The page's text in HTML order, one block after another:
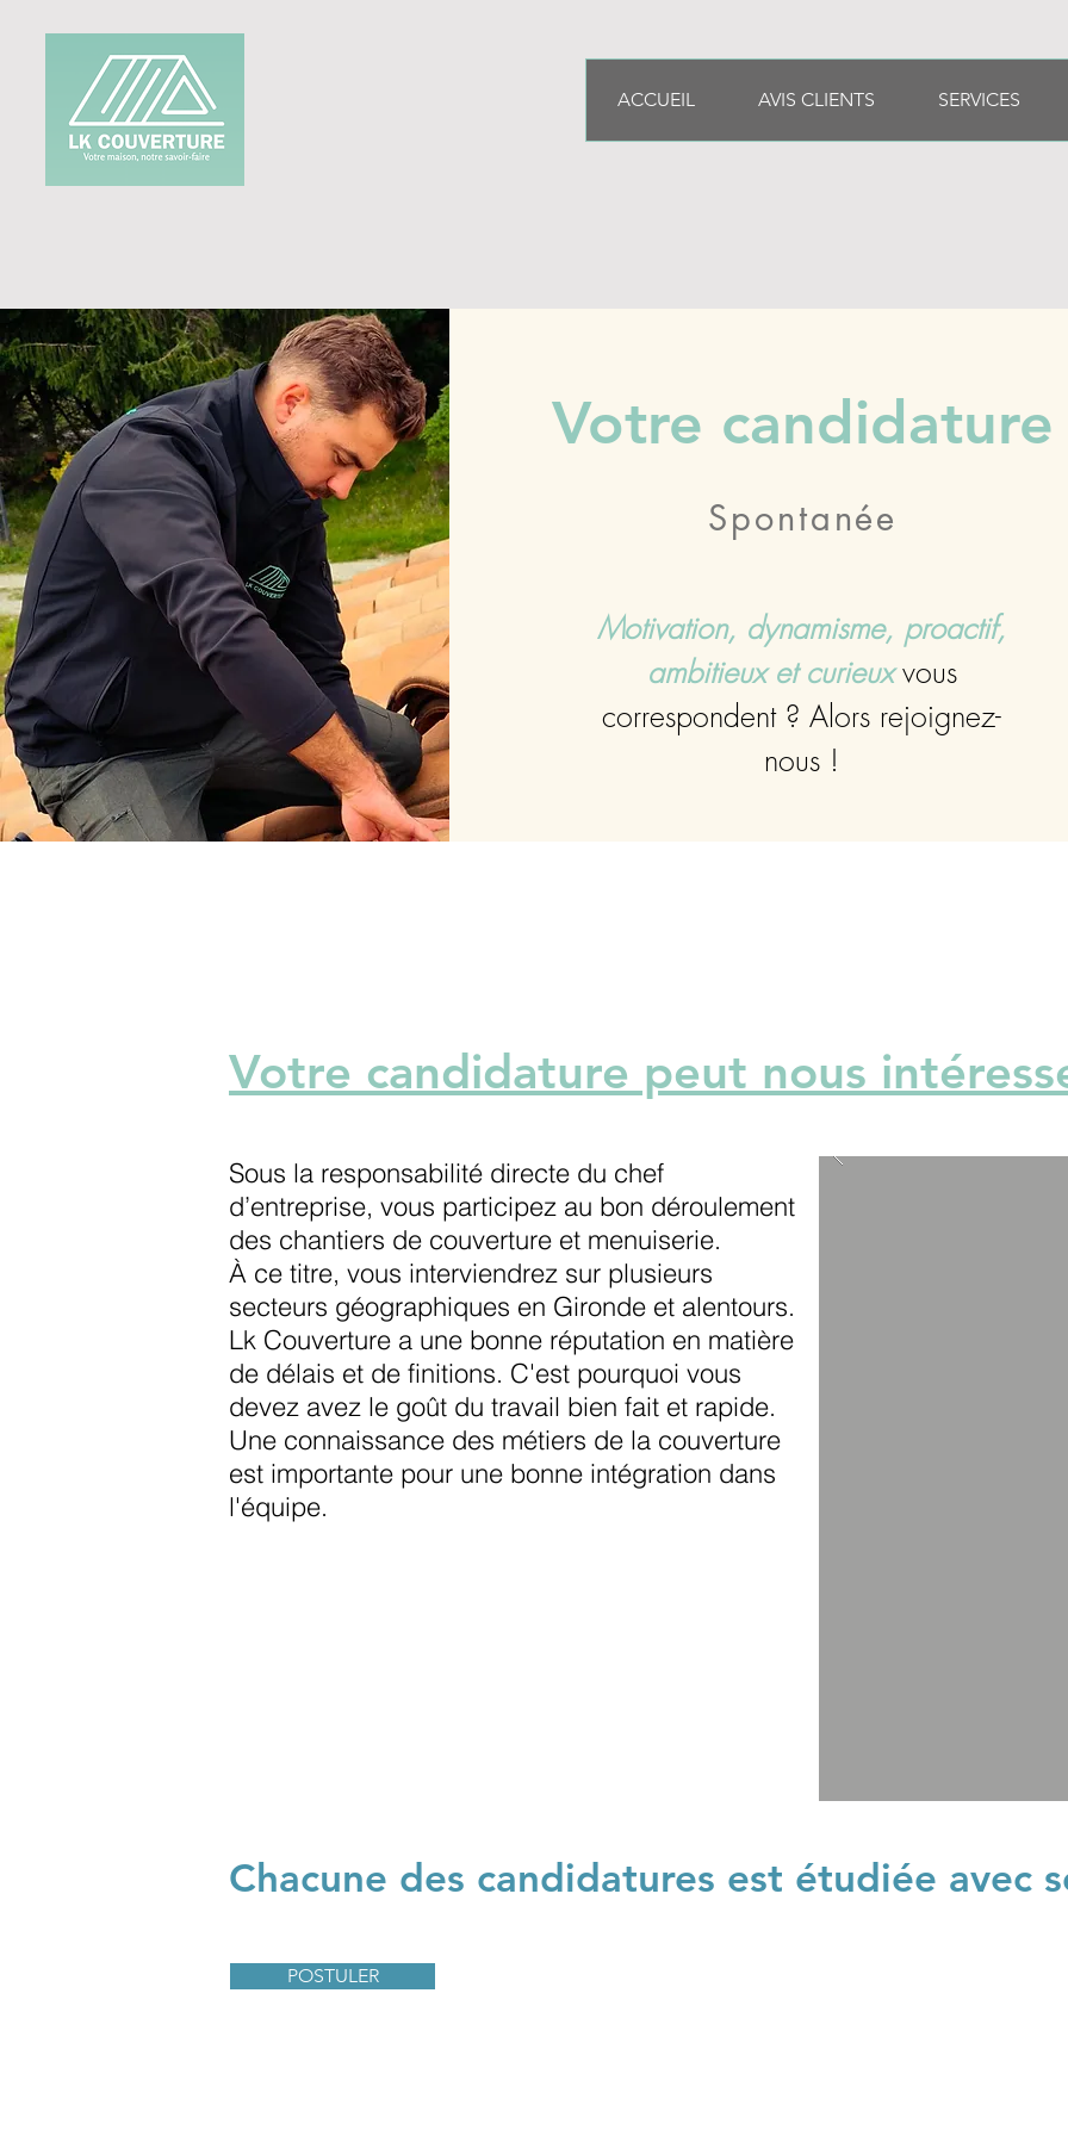
ACCUEIL AVIS CLIENTS SERVICES
Vous aimeriez rejoindre Proffi
Votre candidature
Spontanée
Motivation, dynamisme, proactif,
ambitieux et curieux vous
correspondent ? Alors rejoignez-
nous !
Votre candidature peut nous
Sous la responsabilité directe du chef
d’entreprise, vous participez au bon déroulement
des chantiers de couverture et menuiserie.
À ce titre, vous interviendrez sur plusieurs
secteurs géographiques en Gironde et alentours.
Lk Couverture a une bonne réputation en matière
de délais et de finitions. C'est pourquoi vous
devez avez le goût du travail bien fait et rapide.
Une connaissance des métiers de la couverture
est importante pour une bonne intégration dans
l'équipe.
Chacune des candidatures est étudiée avec
POSTULER